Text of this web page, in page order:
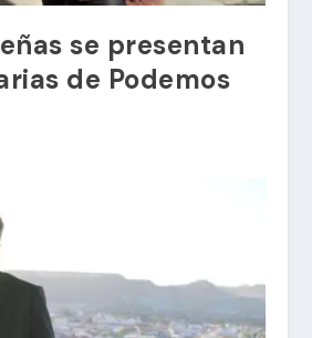
se presentan
de Podemos